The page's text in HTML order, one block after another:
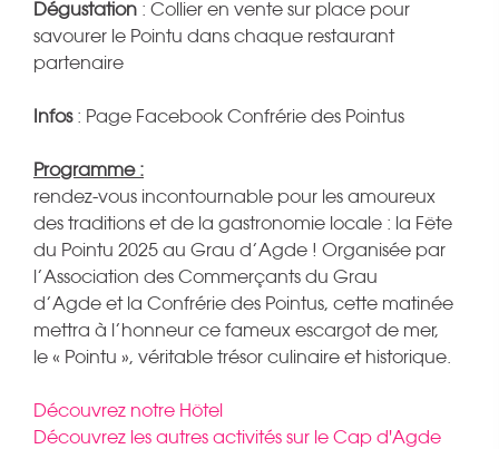
Dégustation : Collier en vente sur place pour
savourer le Pointu dans chaque restaurant
partenaire
Infos: Page Facebook Confrérie des Pointus
Programme :
rendez-vous incontournable pour les amoureux
des traditions et de la gastronomie locale : la Fête
du Pointu 2025 au Grau d’Agde ! Organisée par
l’Association des Commerçants du Grau
d’Agde et la Confrérie des Pointus, cette matinée
mettra à l’honneur ce fameux escargot de mer,
le « Pointu », véritable trésor culinaire et historique.
Découvrez notre Hôtel
Découvrez les autres activités sur le Cap d'Agde